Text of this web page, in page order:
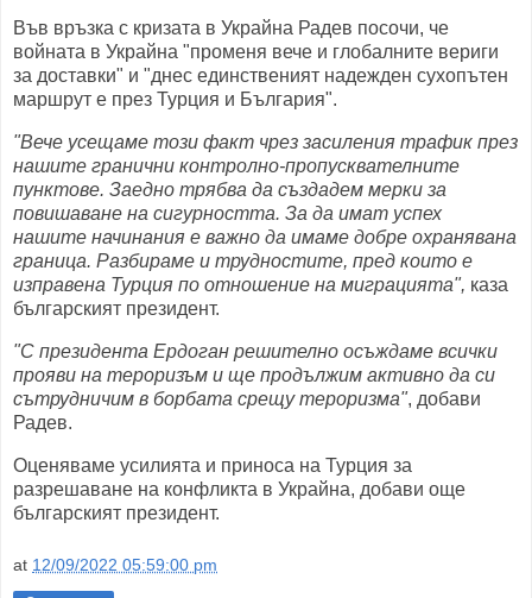
Във връзка с кризата в Украйна Радев посочи, че
войната в Украйна "променя вече и глобалните вериги
за доставки" и "днес единственият надежден сухопътен
маршрут е през Турция и България".
"Вече усещаме този факт чрез засиления трафик през
нашите гранични контролно-пропусквателните
пунктове. Заедно трябва да създадем мерки за
повишаване на сигурността. За да имат успех
нашите начинания е важно да имаме добре охранявана
граница. Разбираме и трудностите, пред които е
изправена Турция по отношение на миграцията", каза
българският президент.
"С президента Ердоган решително осъждаме всички
прояви на тероризъм и ще продължим активно да си
сътрудничим в борбата срещу тероризма", добави
Радев.
Оценяваме усилията и приноса на Турция за
разрешаване на конфликта в Украйна, добави още
българският президент.
at 12/09/2022 05:59:00 pm